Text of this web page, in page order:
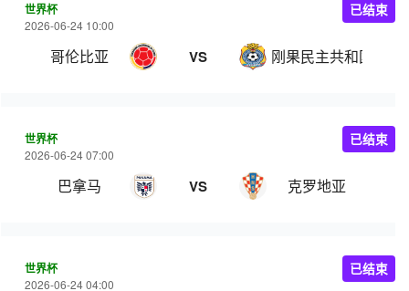
世界杯
2026-06-24 10:00
哥伦比亚 VS 刚果民主共和国
已结束
世界杯
2026-06-24 07:00
巴拿马 VS 克罗地亚
已结束
世界杯
2026-06-24 04:00
已结束